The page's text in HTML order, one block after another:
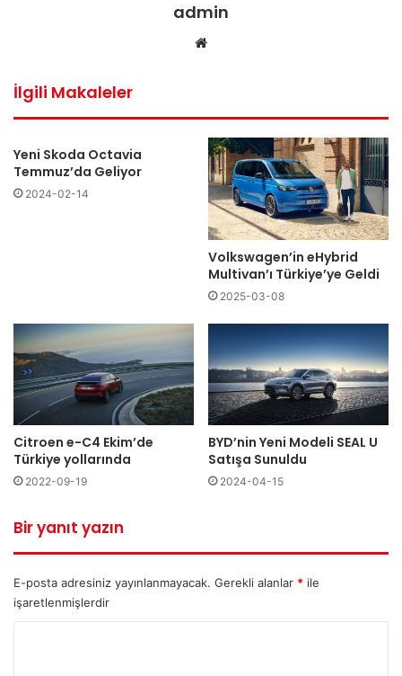
admin
İlgili Makaleler
Yeni Skoda Octavia
Temmuz’da Geliyor
2024-02-14
Volkswagen’in eHybrid
Multivan’ı Türkiye’ye Geldi
2025-03-08
Citroen e-C4 Ekim’de
Türkiye yollarında
2022-09-19
BYD’nin Yeni Modeli SEAL U
Satışa Sunuldu
2024-04-15
Bir yanıt yazın
E-posta adresiniz yayınlanmayacak. Gerekli alanlar * ile
işaretlenmişlerdir